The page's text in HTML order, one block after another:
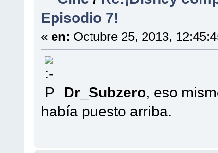
Episodio 7!
« en: Octubre 25, 2013,
Dr_Subzero, eso
había puesto arriba.